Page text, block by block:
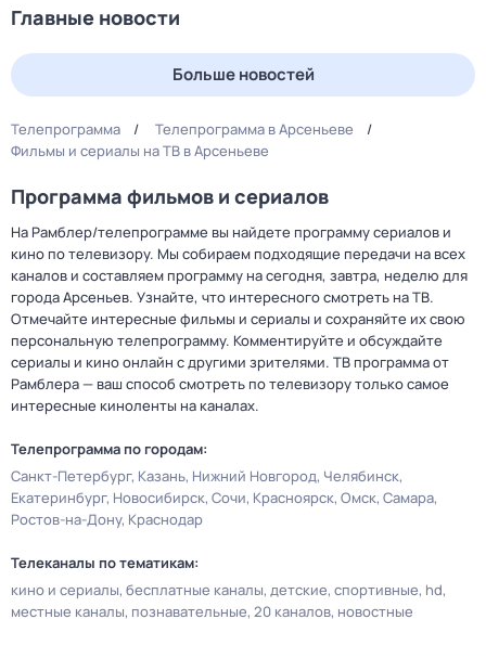
Главные новости
Больше новостей
Телепрограмма
Телепрограмма в Арсеньеве
Фильмы и сериалы на ТВ в Арсеньеве
Программа фильмов и сериалов
На Рамблер/телепрограмме вы найдете программу сериалов и
кино по телевизору. Мы собираем подходящие передачи на всех
каналов и составляем программу на сегодня, завтра, неделю для
города Арсеньев. Узнайте, что интересного смотреть на ТВ.
Отмечайте интересные фильмы и сериалы и сохраняйте их свою
персональную телепрограмму. Комментируйте и обсуждайте
сериалы и кино онлайн с другими зрителями. ТВ программа от
Рамблера — ваш способ смотреть по телевизору только самое
интересные киноленты на каналах.
Телепрограмма по городам:
Санкт-Петербург Казань Нижний Новгород Челябинск
Екатеринбург Новосибирск Сочи Красноярск Омск Самара
Ростов-на-Дону Краснодар
Телеканалы по тематикам:
кино и сериалы бесплатные каналы детские спортивные hd
местные каналы познавательные 20 каналов новостные